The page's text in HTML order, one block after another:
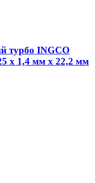
турбо INGCO
х 1,4 мм x 22,2 мм